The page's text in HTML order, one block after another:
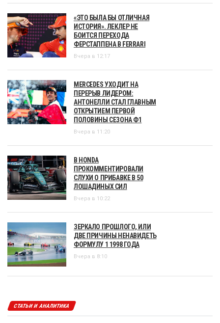
«ЭТО БЫЛА БЫ ОТЛИЧНАЯ
ИСТОРИЯ». ЛЕКЛЕР НЕ
БОИТСЯ ПЕРЕХОДА
ФЕРСТАППЕНА В FERRARI
Вчера в 12:17
MERCEDES УХОДИТ НА
ПЕРЕРЫВ ЛИДЕРОМ:
АНТОНЕЛЛИ СТАЛ ГЛАВНЫМ
ОТКРЫТИЕМ ПЕРВОЙ
ПОЛОВИНЫ СЕЗОНА Ф1
Вчера в 11:20
В HONDA
ПРОКОММЕНТИРОВАЛИ
СЛУХИ О ПРИБАВКЕ В 50
ЛОШАДИНЫХ СИЛ
Вчера в 10:22
ЗЕРКАЛО ПРОШЛОГО, ИЛИ
ДВЕ ПРИЧИНЫ НЕНАВИДЕТЬ
ФОРМУЛУ 1 1998 ГОДА
Вчера в 8:10
СТАТЬИ И АНАЛИТИКА